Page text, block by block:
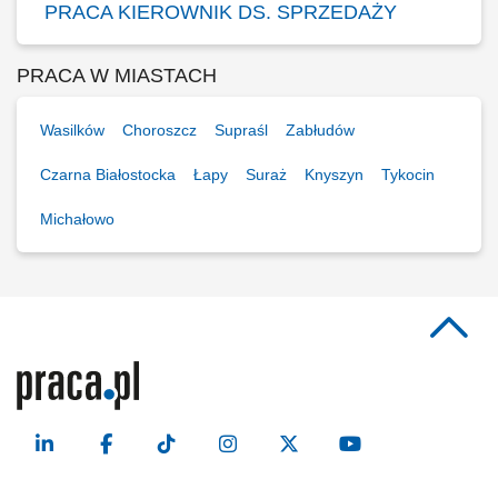
PRACA KIEROWNIK DS. SPRZEDAŻY
PRACA W MIASTACH
Wasilków Choroszcz Supraśl Zabłudów
Czarna Białostocka Łapy Suraż Knyszyn Tykocin
Michałowo